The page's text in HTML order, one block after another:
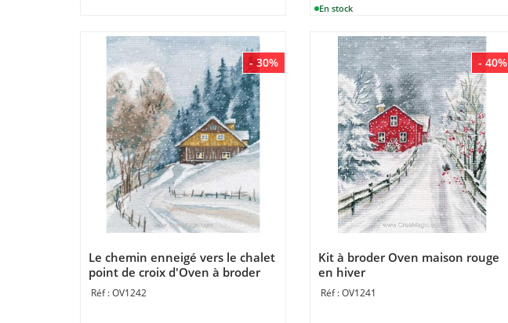
- 30%
Le chemin enneigé vers le chalet
point de croix d'Oven à broder
OV1242
- 40%
Kit à broder Oven maison rouge
en hiver
OV1241